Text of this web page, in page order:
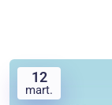
12
mart.